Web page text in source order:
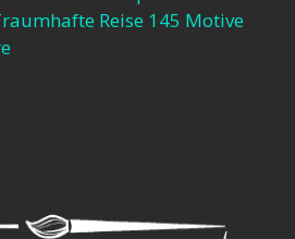
Reise 145 Motive​